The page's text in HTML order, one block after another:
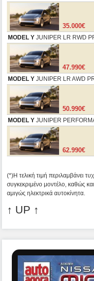
35.000€
MODEL Y JUNIPER LR RWD
47.990€
MODEL Y JUNIPER LR AWD
50.990€
MODEL Y JUNIPER
62.990€
(*)Η τελική τιμή περιλαμβάνει
συγκεκριμένο μοντέλο, καθώς
αμιγώς ηλεκτρικά αυτοκίνητα.
↑ UP ↑